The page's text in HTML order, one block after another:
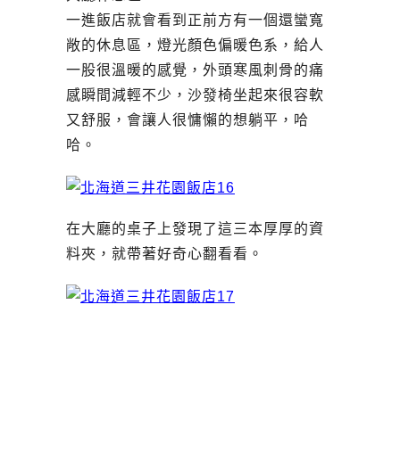
一進飯店就會看到正前方有一個還蠻寬
敞的休息區，燈光顏色偏暖色系，給人
一股很溫暖的感覺，外頭寒風刺骨的痛
感瞬間減輕不少，沙發椅坐起來很容軟
又舒服，會讓人很慵懶的想躺平，哈
哈。
在大廳的桌子上發現了這三本厚厚的資
料夾，就帶著好奇心翻看看。